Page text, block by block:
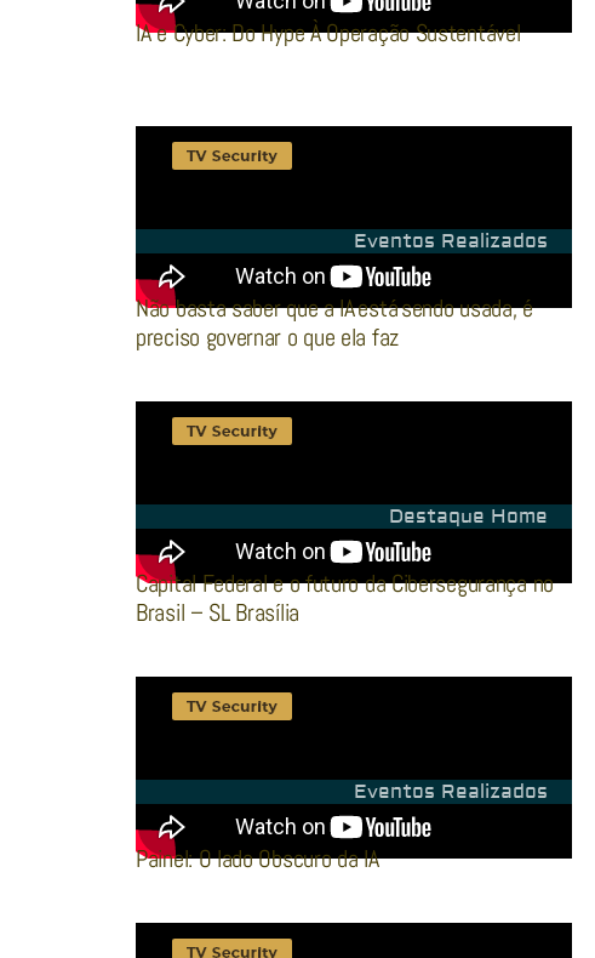
IA e Cyber: Do Hype À Operação Sustentável
Eventos Realizados
Não basta saber que a IA está sendo usada, é
preciso governar o que ela faz
Destaque Home
Capital Federal e o futuro da Cibersegurança no
Brasil – SL Brasília
Eventos Realizados
Painel: O lado Obscuro da IA